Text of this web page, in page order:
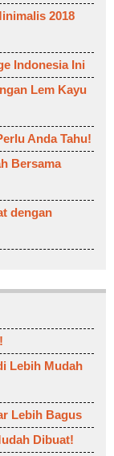
2018
Indonesia Ini
Lem Kayu
Anda Tahu!
Bersama
dengan
Lebih Mudah
Lebih Bagus
Dibuat!